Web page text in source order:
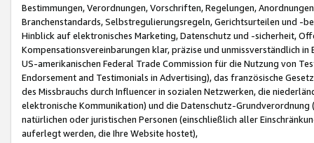
Bestimmungen, Verordnungen, Vorschriften, Regelungen,
Branchenstandards, Selbstregulierungsregeln, Gerichtsurteilen und -
Hinblick auf elektronisches Marketing, Datenschutz und -sicherheit,
Kompensationsvereinbarungen klar, präzise und unmissverständlich
US-amerikanischen Federal Trade Commission für die Nutzung von
Endorsement and Testimonials in Advertising), das französische
des Missbrauchs durch Influencer in sozialen Netzwerken, die
elektronische Kommunikation) und die Datenschutz-
natürlichen oder juristischen Personen (einschließlich aller
auferlegt werden, die Ihre Website hostet),